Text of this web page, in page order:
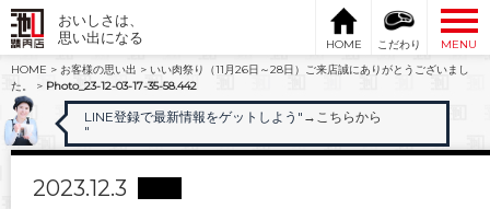
おいしさは、
思い出になる
HOME こだわり
MENU
HOME > お客様の思い出 > いい肉祭り（11月26日～28日）ご来店誠にありがとうございまし
た。
> Photo_23-12-03-17-35-58.442
LINE登録で最新情報をゲットしよう" →こちらから
"
2023.12.3